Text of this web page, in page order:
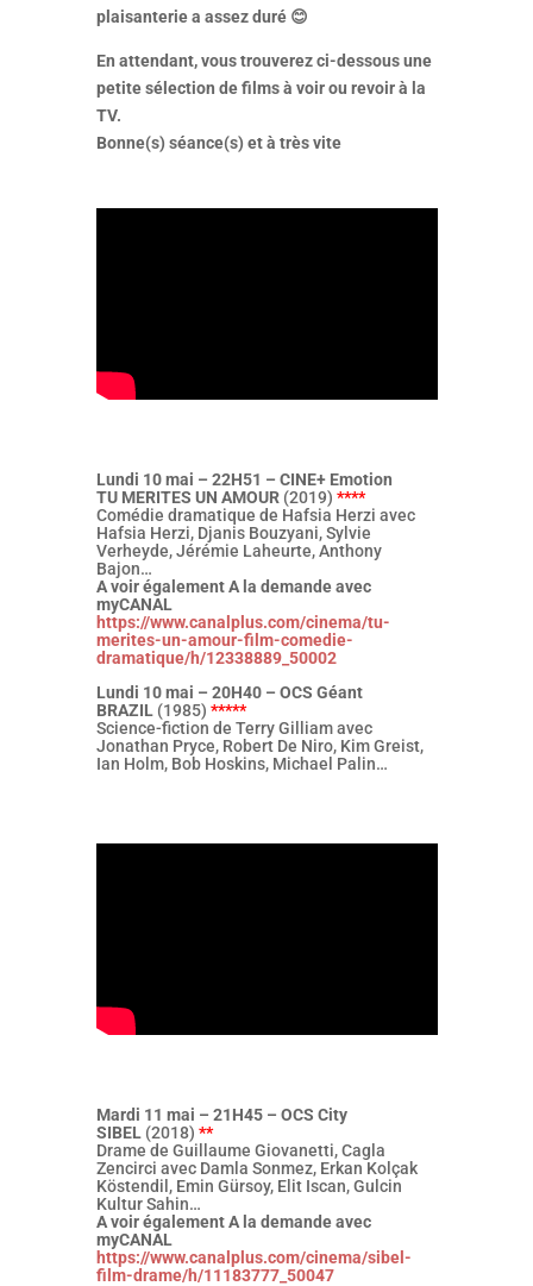
plaisanterie a assez duré 😊
En attendant, vous trouverez ci-dessous une
petite sélection de films à voir ou revoir à la
TV.
Bonne(s) séance(s) et à très vite
Lundi 10 mai – 22H51 – CINE+ Emotion
TU MERITES UN AMOUR (2019) ****
Comédie dramatique de Hafsia Herzi avec
Hafsia Herzi, Djanis Bouzyani, Sylvie
Verheyde, Jérémie Laheurte, Anthony
Bajon…
A voir également A la demande avec
myCANAL
https://www.canalplus.com/cinema/tu-
merites-un-amour-film-comedie-
dramatique/h/12338889_50002
Lundi 10 mai – 20H40 – OCS Géant
BRAZIL (1985) *****
Science-fiction de Terry Gilliam avec
Jonathan Pryce, Robert De Niro, Kim Greist,
Ian Holm, Bob Hoskins, Michael Palin…
Mardi 11 mai – 21H45 – OCS City
SIBEL (2018) **
Drame de Guillaume Giovanetti, Cagla
Zencirci avec Damla Sonmez, Erkan Kolçak
Köstendil, Emin Gürsoy, Elit Iscan, Gulcin
Kultur Sahin…
A voir également A la demande avec
myCANAL
https://www.canalplus.com/cinema/sibel-
film-drame/h/11183777_50047